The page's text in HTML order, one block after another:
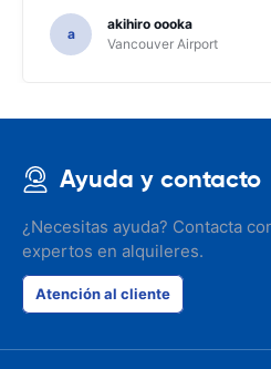
a
akihiro oooka
Vancouver Airport
Ayuda y contacto
¿Necesitas ayuda? Contacta
expertos en alquileres.
Atención al cliente